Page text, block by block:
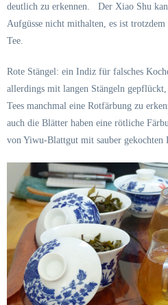
deutlich zu erkennen.
Der Xiao Shu
Aufgüsse nicht mithalten, es ist
Tee.
Rote Stängel: ein Indiz für falsches
allerdings mit langen Stängeln
Tees manchmal eine Rotfärbung zu
auch die Blätter haben eine rötliche
von Yiwu-Blattgut mit sauber gekochten